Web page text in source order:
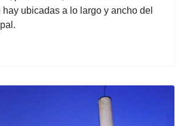
hay ubicadas a lo largo y ancho del